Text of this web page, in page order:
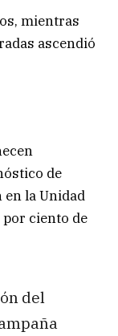
mientras
ascendió
de
en la Unidad
por ciento de
del